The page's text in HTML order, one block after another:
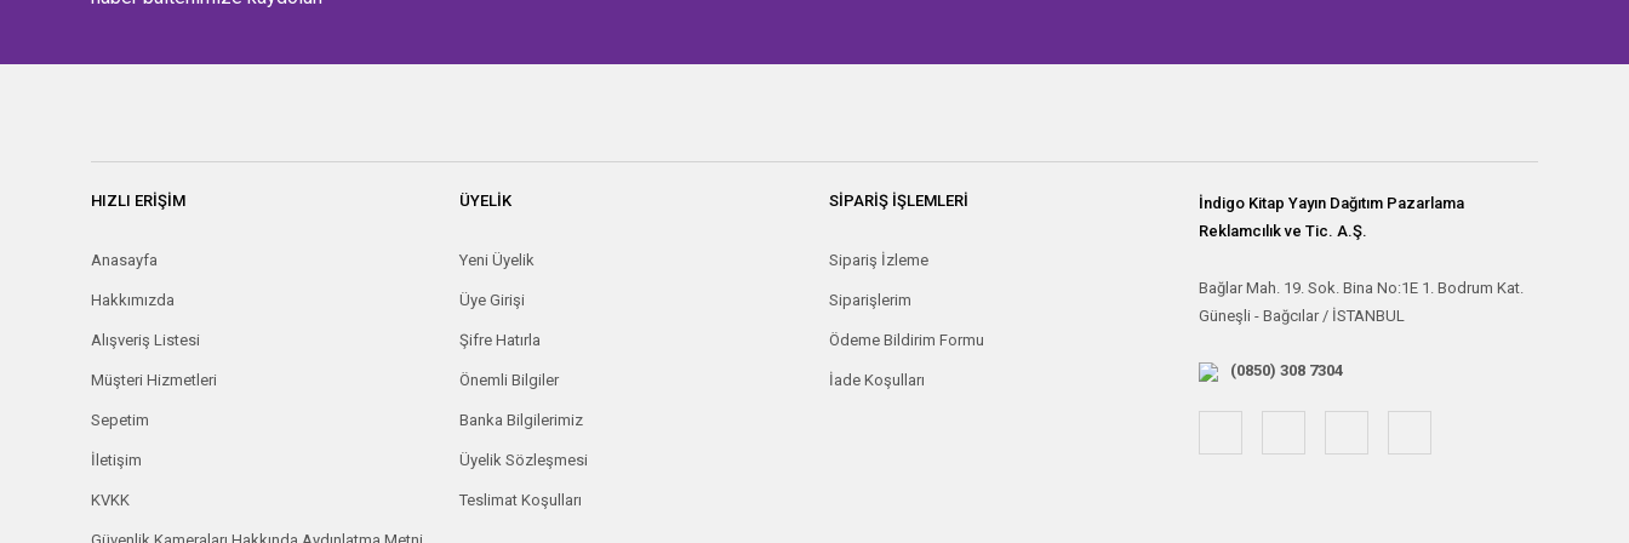
HIZLI ERİŞİM
Anasayfa
Hakkımızda
Alışveriş Listesi
Müşteri Hizmetleri
Sepetim
İletişim
KVKK
ÜYELİK
Yeni Üyelik
Üye Girişi
Şifre Hatırla
Önemli Bilgiler
Banka Bilgilerimiz
Üyelik Sözleşmesi
Teslimat Koşulları
SİPARİŞ İŞLEMLERİ
Sipariş İzleme
Siparişlerim
Ödeme Bildirim Formu
İade Koşulları
İndigo Kitap Yayın Dağıtım Pazarlama
Reklamcılık ve Tic. A.Ş.
Bağlar Mah. 19. Sok. Bina No:1E 1. Bodrum Kat.
Güneşli - Bağcılar / İSTANBUL
(0850) 308 7304